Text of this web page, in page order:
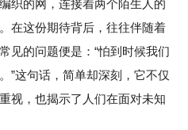
织的网，连接着两个陌生人的
在这份期待背后，往往伴随着
见的问题便是：“怕到时候我们
”这句话，简单却深刻，它不仅
视，也揭示了人们在面对未知